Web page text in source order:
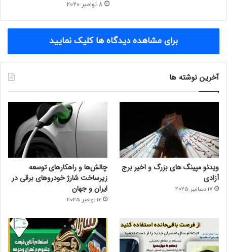
8 نوامبر 2020
برای مشاهده دیدگاه ها کلیک نمایید
آخرین نوشته ها
ویدئو مپینگ های بزرگ و اخیر برج
آزادی
17 دسامبر 2025
چالش‌ها و راهکارهای توسعه
زیرساخت شارژ خودروهای برقی در
ایران و جهان
16 نوامبر 2025